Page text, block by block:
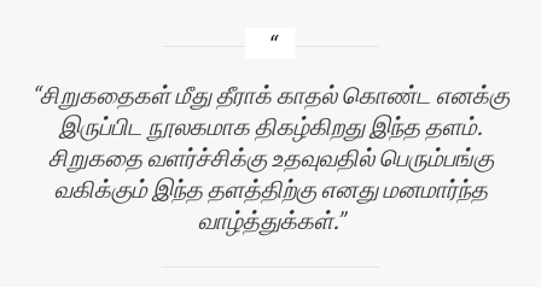
சிறுகதைகள் மீது தீராக் காதல் கொண்ட எனக்கு
இருப்பிட நூலகமாக திகழ்கிறது இந்த தளம்.
சிறுகதை வளர்ச்சிக்கு உதவுவதில் பெரும்பங்கு
வகிக்கும் இந்த தளத்திற்கு எனது மனமார்ந்த
வாழ்த்துக்கள்.